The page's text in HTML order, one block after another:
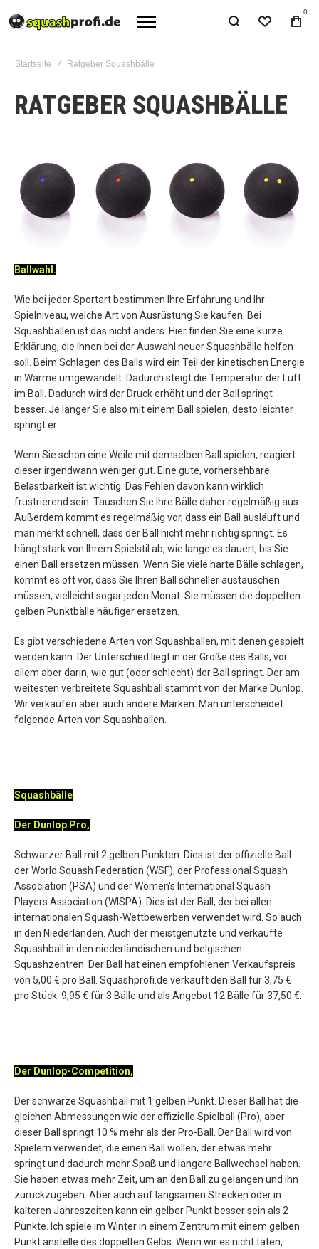
0
Startseite Ratgeber Squashbälle
RATGEBER SQUASHBÄLLE
Ballwahl.
Wie bei jeder Sportart bestimmen Ihre Erfahrung und Ihr
Spielniveau, welche Art von Ausrüstung Sie kaufen. Bei
Squashbällen ist das nicht anders. Hier finden Sie eine kurze
Erklärung, die Ihnen bei der Auswahl neuer Squashbälle helfen
soll. Beim Schlagen des Balls wird ein Teil der kinetischen Energie
in Wärme umgewandelt. Dadurch steigt die Temperatur der Luft
im Ball. Dadurch wird der Druck erhöht und der Ball springt
besser. Je länger Sie also mit einem Ball spielen, desto leichter
springt er.
Wenn Sie schon eine Weile mit demselben Ball spielen, reagiert
dieser irgendwann weniger gut. Eine gute, vorhersehbare
Belastbarkeit ist wichtig. Das Fehlen davon kann wirklich
frustrierend sein. Tauschen Sie Ihre Bälle daher regelmäßig aus.
Außerdem kommt es regelmäßig vor, dass ein Ball ausläuft und
man merkt schnell, dass der Ball nicht mehr richtig springt. Es
hängt stark von Ihrem Spielstil ab, wie lange es dauert, bis Sie
einen Ball ersetzen müssen. Wenn Sie viele harte Bälle schlagen,
kommt es oft vor, dass Sie Ihren Ball schneller austauschen
müssen, vielleicht sogar jeden Monat. Sie müssen die doppelten
gelben Punktbälle häufiger ersetzen.
Es gibt verschiedene Arten von Squashbällen, mit denen gespielt
werden kann. Der Unterschied liegt in der Größe des Balls, vor
allem aber darin, wie gut (oder schlecht) der Ball springt. Der am
weitesten verbreitete Squashball stammt von der Marke Dunlop.
Wir verkaufen aber auch andere Marken. Man unterscheidet
folgende Arten von Squashbällen.
Squashbälle
Der Dunlop Pro,
Schwarzer Ball mit 2 gelben Punkten. Dies ist der offizielle Ball
der World Squash Federation (WSF), der Professional Squash
Association (PSA) und der Women's International Squash
Players Association (WISPA). Dies ist der Ball, der bei allen
internationalen Squash-Wettbewerben verwendet wird. So auch
in den Niederlanden. Auch der meistgenutzte und verkaufte
Squashball in den niederländischen und belgischen
Squashzentren. Der Ball hat einen empfohlenen Verkaufspreis
von 5,00 € pro Ball. Squashprofi.de verkauft den Ball für 3,75 €
pro Stück. 9,95 € für 3 Bälle und als Angebot 12 Bälle für 37,50 €.
Der Dunlop-Competition,
Der schwarze Squashball mit 1 gelben Punkt. Dieser Ball hat die
gleichen Abmessungen wie der offizielle Spielball (Pro), aber
dieser Ball springt 10 % mehr als der Pro-Ball. Der Ball wird von
Spielern verwendet, die einen Ball wollen, der etwas mehr
springt und dadurch mehr Spaß und längere Ballwechsel haben.
Sie haben etwas mehr Zeit, um an den Ball zu gelangen und ihn
zurückzugeben. Aber auch auf langsamen Strecken oder in
kälteren Jahreszeiten kann ein gelber Punkt besser sein als 2
Punkte. Ich spiele im Winter in einem Zentrum mit einem gelben
Punkt anstelle des doppelten Gelbs. Wenn wir es nicht täten,